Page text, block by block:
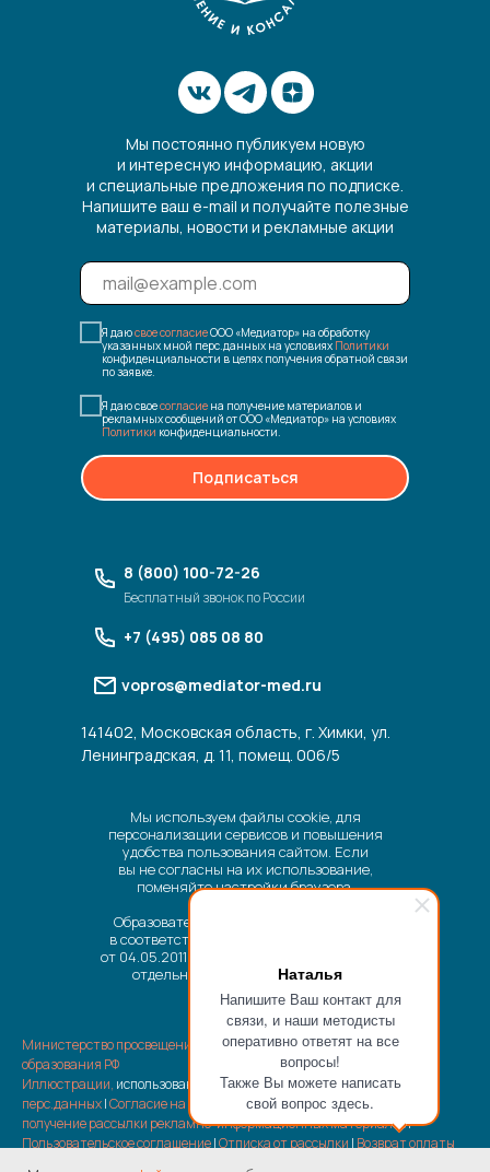
Наталья
Напишите Ваш контакт для
связи, и наши методисты
оперативно ответят на все
вопросы!
Также Вы можете написать
свой вопрос здесь.
Мы используем файлы cookie, для
персонализации сервисов и повышения
удобства пользования сайтом. Если
вы не согласны на их использование,
поменяйте настройки браузера.
Образовательные услуги оказываются
в соответствии с Федеральным законом
от 04.05.2011 № 99-ФЗ «О лицензировании
отдельных видов деятельности».
Мы постоянно публикуем новую
и интересную информацию, акции
и специальные предложения по подписке.
Напишите ваш e-mail и получайте полезные
материалы, новости и рекламные акции
Я даюсвое согласиеООО «Медиатор» на обработку
указанных мной перс.данных на условиях Политики
конфиденциальности в целях получения обратной связи
по заявке.
Я даю своесогласие на получение материалов и
рекламных сообщений от ООО «Медиатор» на условиях
Политики конфиденциальности.
Подписаться
8 (800) 100-72-26
Бесплатный звонок по России
vopros@mediator-med.ru
141402, Московская область, г. Химки, ул.
Ленинградская, д. 11, помещ. 006/5
+7 (495) 085 08 80
Министерство просвещения РФ |Министерство науки и высшего
образования РФ
Иллюстрации, использованные на сайте | Политика обработки
перс.данных|Согласие на обработку перс.данных|Согласие на
получение рассылки рекламно-информационных материалов|
Пользовательское соглашение|Отписка от рассылки | Возврат оплаты